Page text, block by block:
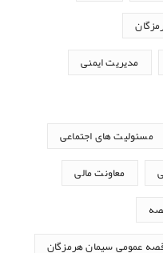
مدیریت ایمنی
مسئولیت های اجتماعی
معاونت مالی
عمومی سیمان هرمزگان